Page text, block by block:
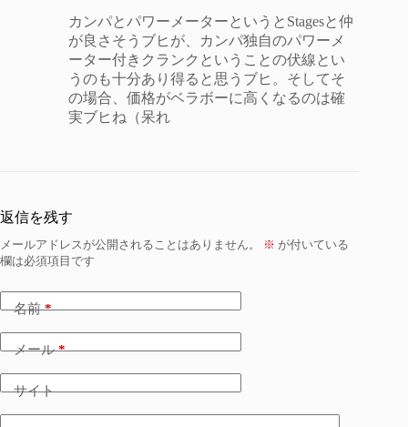
カンパとパワーメーターというとStagesと仲
が良さそうブヒが、カンパ独自のパワーメ
ーター付きクランクということの伏線とい
うのも十分あり得ると思うブヒ。そしてそ
の場合、価格がベラボーに高くなるのは確
実ブヒね（呆れ
返信を残す
メールアドレスが公開されることはありません。 ※ が付いている
欄は必須項目です
名前*
メール*
サイト